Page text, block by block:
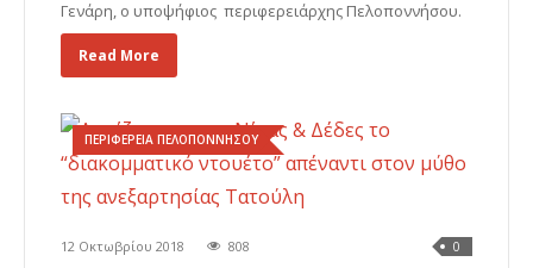
Γενάρη, ο υποψήφιος περιφερειάρχης Πελοποννήσου.
Read More
ΠΕΡΙΦΕΡΕΙΑ ΠΕΛΟΠΟΝΝΗΣΟΥ
12 Οκτωβρίου 2018 808 0